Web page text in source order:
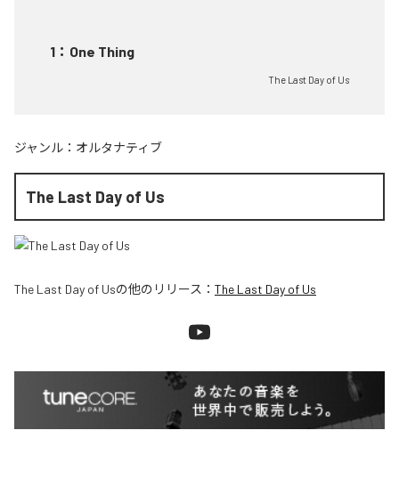
1 ： One Thing
The Last Day of Us
ジャンル： オルタナティブ
The Last Day of Us
The Last Day of Usの他のリリース： The Last Day of Us